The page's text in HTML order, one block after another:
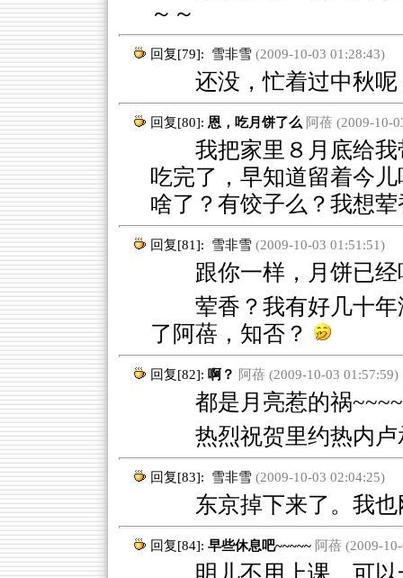
～～
回复[79]: 雪非雪(2009-10-03 01:28:43)
还没，忙着过中秋呢
回复[80]: 恩，吃月饼了么 阿蓓 (2009-10-
我把家里８月底给我
吃完了，早知道留着今
啥了？有饺子么？我想
回复[81]: 雪非雪(2009-10-03 01:51:51)
跟你一样，月饼已经
荤香？我有好几十
了阿蓓，知否？
回复[82]: 啊？ 阿蓓 (2009-10-03 01:57:59)
都是月亮惹的祸
热烈祝贺里约热内
回复[83]: 雪非雪(2009-10-03 02:04:25)
东京掉下来了。我也
回复[84]: 早些休息吧~~~~~ 阿蓓 (2009-
明儿不用上课，可以